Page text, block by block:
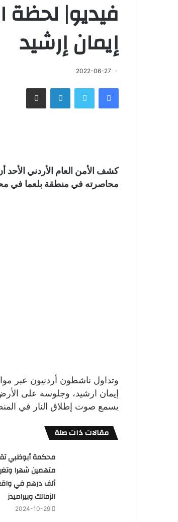
فيديو| لحظة
إيمان إرشيد
2022-06-27
فيسبوك تويتر لينكدإن مشاركة عبر البريد
كشف الأمن العام الأردني الأحد
محاصرته في منطقة بلعما في
وتداول ناشطون أردنيون عبر
إيمان ارشيد، وجلوسه على
يسمع صوت إطلاق النار في
مقالات ذات صلة
ألف درهم في
الزمالك وبيراميدز
2024-10-29